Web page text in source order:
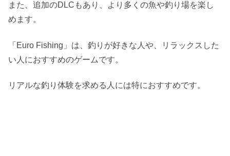
また、追加のDLCもあり、より多くの魚や釣り場を楽し
めます。
「Euro Fishing」は、釣りが好きな人や、リラックスした
い人におすすめのゲームです。
リアルな釣り体験を求める人には特におすすめです。